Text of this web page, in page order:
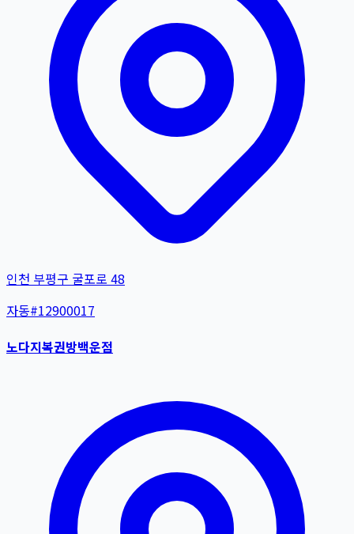
인천 부평구 굴포로 48
자동#12900017
노다지복권방백운점